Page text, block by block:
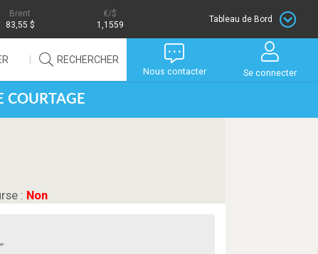
Brent
83,55 $
/$
1,1559
Tableau de Bord
RECHERCHER
Nous contacter Se connecter
COURTAGE
: Non